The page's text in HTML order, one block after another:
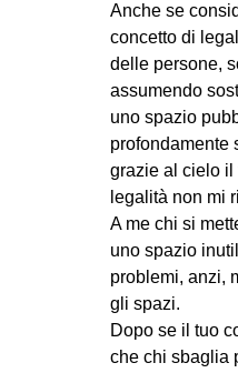
Anche se
concetto di
delle persone,
assumendo
uno spazio
profondamente
grazie al cielo il
legalità non mi
A me chi si
uno spazio
problemi, anzi,
gli spazi.
Dopo se il tuo
che chi sbaglia